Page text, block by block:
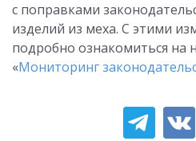
с поправками
изделий из меха. С этими
подробно ознакомиться на
«Мониторинг